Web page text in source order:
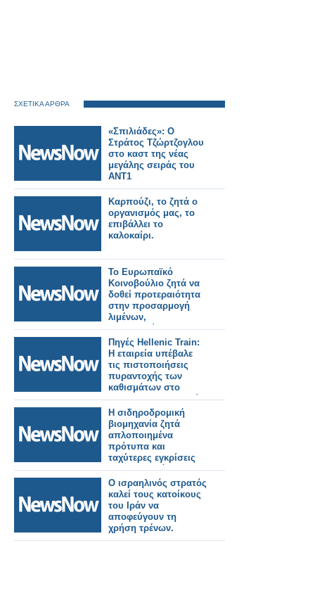
ΣΧΕΤΙΚΑ ΑΡΘΡΑ
«Σπιλιάδες»: Ο
Στράτος Τζώρτζογλου
στο καστ της νέας
μεγάλης σειράς του
ΑΝΤ1
Καρπούζι, το ζητά ο
οργανισμός μας, το
επιβάλλει το
καλοκαίρι.
Το Ευρωπαϊκό
Κοινοβούλιο ζητά να
δοθεί προτεραιότητα
στην προσαρμογή
λιμένων,
αεροδρομίων και
σιδηροδρόμων για
στρατιωτική χρήση.
Πηγές Hellenic Train:
H εταιρεία υπέβαλε
τις πιστοποιήσεις
πυραντοχής των
καθισμάτων στo
Intercity 62 που ζητά
η ΡΑΣ
Η σιδηροδρομική
βιομηχανία ζητά
απλοποιημένα
πρότυπα και
ταχύτερες εγκρίσεις
για την επιτάχυνση
της ανάπτυξης του
ERTMS και την
επίτευξη των στόχων
του ΔΕΔ-Μ σε όλη την
Ευρώπη.
Ο ισραηλινός στρατός
καλεί τους κατοίκους
του Ιράν να
αποφεύγουν τη
χρήση τρένων.